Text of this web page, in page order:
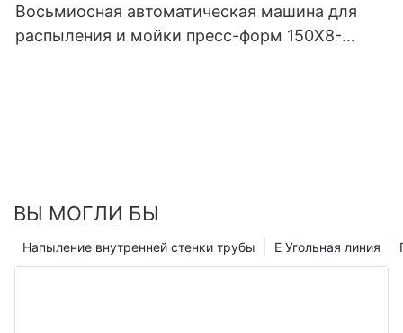
Восьмиосная автоматическая машина для
распыления и мойки пресс-форм 150X8-
ВЫ МОГЛИ БЫ
E Угольная линия
Напыление внутренней стенки трубы